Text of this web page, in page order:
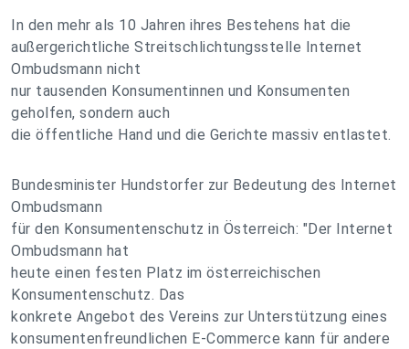
In den mehr als 10 Jahren ihres Bestehens hat die
außergerichtliche Streitschlichtungsstelle Internet
Ombudsmann nicht
nur tausenden Konsumentinnen und Konsumenten
geholfen, sondern auch
die öffentliche Hand und die Gerichte massiv entlastet.
Bundesminister Hundstorfer zur Bedeutung des Internet
Ombudsmann
für den Konsumentenschutz in Österreich: "Der Internet
Ombudsmann hat
heute einen festen Platz im österreichischen
Konsumentenschutz. Das
konkrete Angebot des Vereins zur Unterstützung eines
konsumentenfreundlichen E-Commerce kann für andere